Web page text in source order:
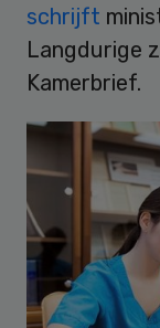
schrijft
Langdurige
Kamerbrief.